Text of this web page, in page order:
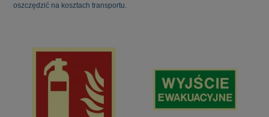
oszczędzić na kosztach transportu.